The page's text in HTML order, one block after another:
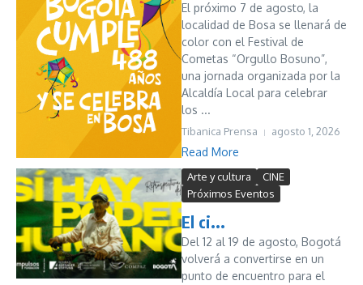
El próximo 7 de agosto, la
localidad de Bosa se llenará de
color con el Festival de
Cometas “Orgullo Bosuno”,
una jornada organizada por la
Alcaldía Local para celebrar
los ...
Tibanica Prensa agosto 1, 2026
Read More
Arte y cultura
CINE
Próximos Eventos
El ci...
Del 12 al 19 de agosto, Bogotá
volverá a convertirse en un
punto de encuentro para el